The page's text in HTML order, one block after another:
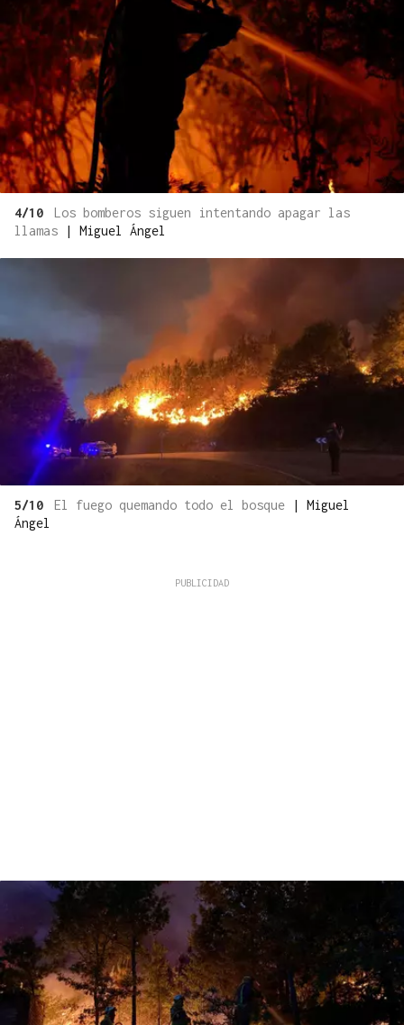
4/10
Los bomberos siguen intentando apagar las
llamas
| Miguel Ángel
5/10 El fuego quemando todo el bosque | Miguel
Ángel